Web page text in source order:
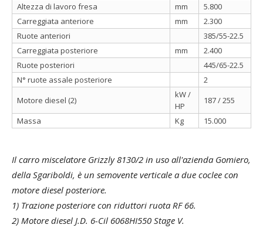
Altezza di lavoro fresa
mm
5.800
Carreggiata anteriore
mm
2.300
Ruote anteriori
385/55-22.5
Carreggiata posteriore
mm
2.400
Ruote posteriori
445/65-22.5
N° ruote assale posteriore
2
Motore diesel (2)
kW /
HP
187 / 255
Massa
Kg 15.000
Il carro miscelatore Grizzly 8130/2 in uso all'azienda Gomiero,
della Sgariboldi, è un semovente verticale a due coclee con
motore diesel posteriore.
1) Trazione posteriore con riduttori ruota RF 66.
2) Motore diesel J.D. 6-Cil 6068HI550 Stage V.